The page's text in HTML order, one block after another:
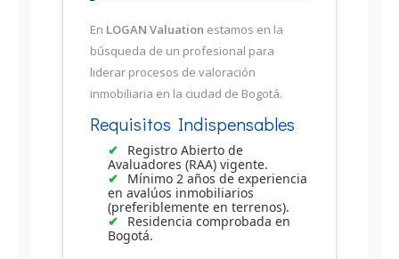
En LOGAN Valuation estamos en la
búsqueda de un profesional para
liderar procesos de valoración
inmobiliaria en la ciudad de Bogotá.
Requisitos Indispensables
Registro Abierto de
Avaluadores (RAA) vigente.
Mínimo 2 años de experiencia
en avalúos inmobiliarios
(preferiblemente en terrenos).
Residencia comprobada en
Bogotá.